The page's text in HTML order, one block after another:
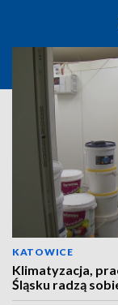
KATOWICE
Klimatyzacja,
Śląsku radzą